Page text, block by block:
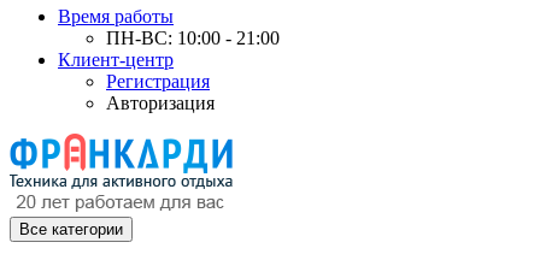
Время работы
ПН-ВС: 10:00 - 21:00
Клиент-центр
Регистрация
Авторизация
Все категории